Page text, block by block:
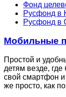
Фонд
Русфонд в
Русфонд в
Мобильные
Простой и
детям везде,
свой смартфон
же просто, как